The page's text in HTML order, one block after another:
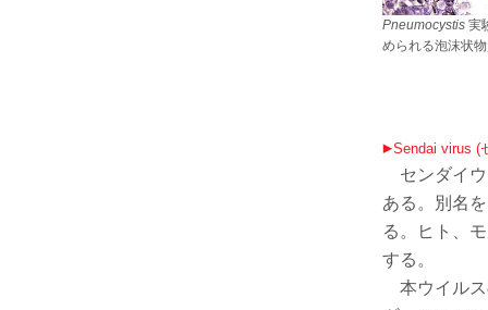
Pneumocystis 実
められる泡沫状
Sendai virus (
センダイウ
ある。別名
る。ヒト、
する。
本ウイルス